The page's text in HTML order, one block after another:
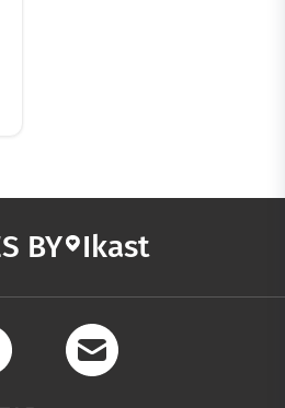
BY Ikast